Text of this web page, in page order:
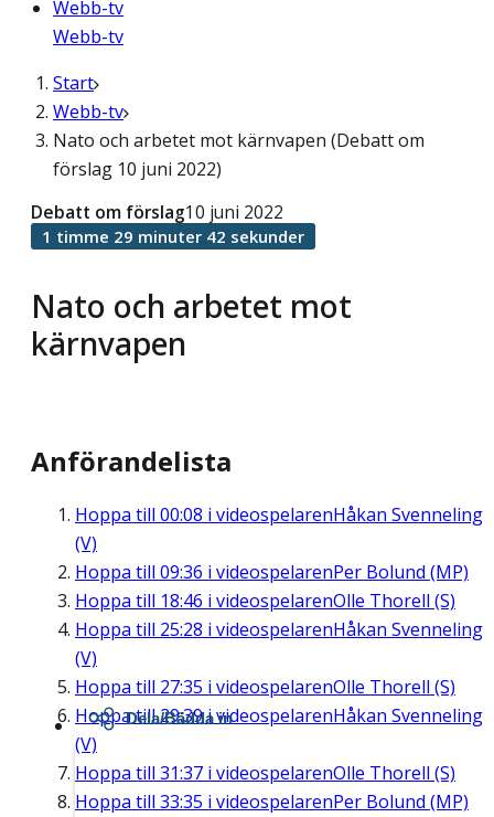
Webb-tv
Webb-tv
Start
Webb-tv
Nato och arbetet mot kärnvapen (Debatt om
förslag 10 juni 2022)
Nato och arbetet mot
kärnvapen
Debatt om förslag10 juni 2022
1 timme 29 minuter 42 sekunder
Anförandelista
Hoppa till 00:08 i videospelarenHåkan Svenneling
(V)
Hoppa till 09:36 i videospelarenPer Bolund (MP)
Hoppa till 18:46 i videospelarenOlle Thorell (S)
Hoppa till 25:28 i videospelarenHåkan Svenneling
(V)
Hoppa till 27:35 i videospelarenOlle Thorell (S)
Hoppa till29:39i videospelarenHåkan Svenneling
(V)
Hoppa till 31:37 i videospelarenOlle Thorell (S)
Hoppa till 33:35 i videospelarenPer Bolund (MP)
Dela/Bädda in